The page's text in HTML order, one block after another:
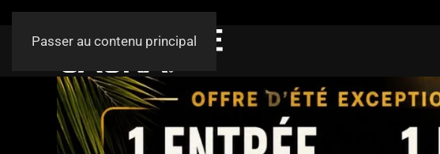
Passer au contenu principal